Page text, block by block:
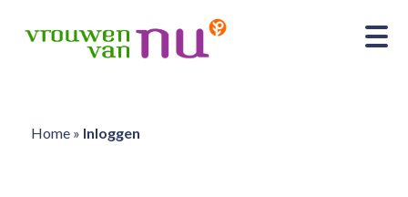
Home» Inloggen